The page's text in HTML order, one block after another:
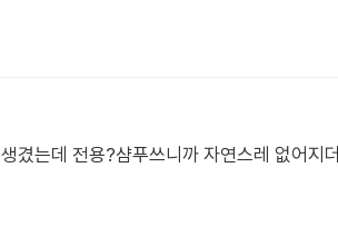
겼는데 전용?샴푸쓰니까 자연스레 없어지더